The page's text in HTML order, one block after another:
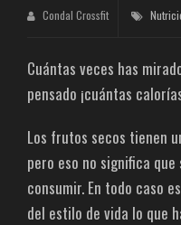
Condal Crossfit
Cuántas veces has
pensado ¡cuántas
Los frutos secos tienen
pero eso no significa
consumir. En todo caso
del estilo de vida lo que